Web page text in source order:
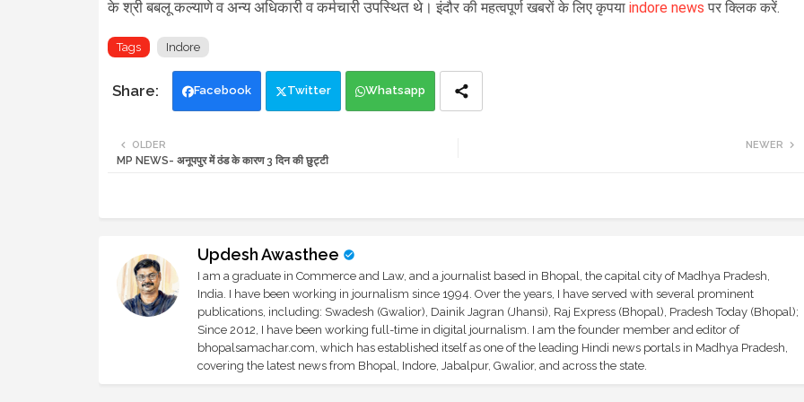
के श्री बबलू कल्याणे व अन्य अधिकारी व कर्मचारी उपस्थित थे। इंदौर की महत्वपूर्ण खबरों के लिए कृपया indore news पर क्लिक करें.
Tags Indore
Facebook Twitter Whatsapp
NEWER
OLDER
MP NEWS- अनूपपुर में ठंड के कारण 3 दिन की छुट्टी
Updesh Awasthee
I am a graduate in Commerce and Law, and a journalist based in Bhopal, the capital city of Madhya Pradesh,
India. I have been working in journalism since 1994. Over the years, I have served with several prominent
publications, including: Swadesh (Gwalior), Dainik Jagran (Jhansi), Raj Express (Bhopal), Pradesh Today (Bhopal);
Since 2012, I have been working full-time in digital journalism. I am the founder member and editor of
bhopalsamachar.com, which has established itself as one of the leading Hindi news portals in Madhya Pradesh,
covering the latest news from Bhopal, Indore, Jabalpur, Gwalior, and across the state.